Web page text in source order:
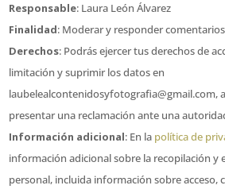
Responsable: Laura León Álvarez
Finalidad: Moderar y responder
Derechos: Podrás ejercer tus derechos de
limitación y suprimir los datos en
laubelealcontenidosyfotografia@gmail.com,
presentar una reclamación ante una
Información adicional: En la política de
información adicional sobre la recopilación y
personal, incluida información sobre acceso,